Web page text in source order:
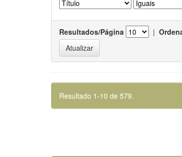
Resultados/Página |
Resultado 1-10 de 579.